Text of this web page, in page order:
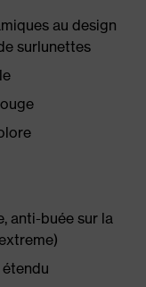
au design
surlunettes
anti-buée sur la